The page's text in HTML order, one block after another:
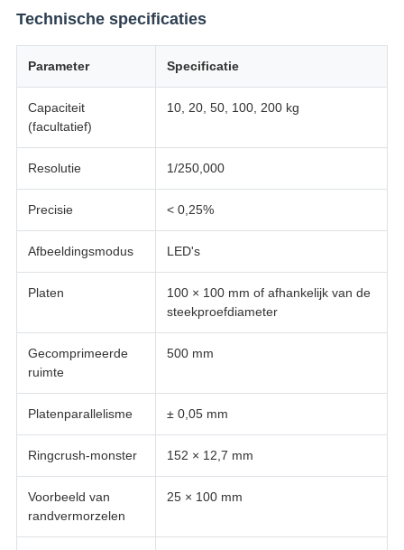
Technische specificaties
Parameter Specificatie
Capaciteit
(facultatief)
10, 20, 50, 100, 200 kg
Resolutie 1/250,000
Precisie < 0,25%
Afbeeldingsmodus LED's
Platen
100 × 100 mm of afhankelijk van de
steekproefdiameter
Gecomprimeerde
ruimte
500 mm
Platenparallelisme ± 0,05 mm
Ringcrush-monster 152 × 12,7 mm
Voorbeeld van
randvermorzelen
25 × 100 mm